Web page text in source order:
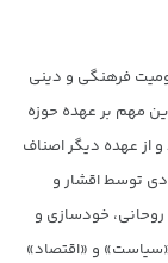
فرهنگی و دینی
مهم بر عهده حوزه
عهده دیگر اصناف
توسط اقشار و
روحانی، خودسازی و
و «اقتصاد»